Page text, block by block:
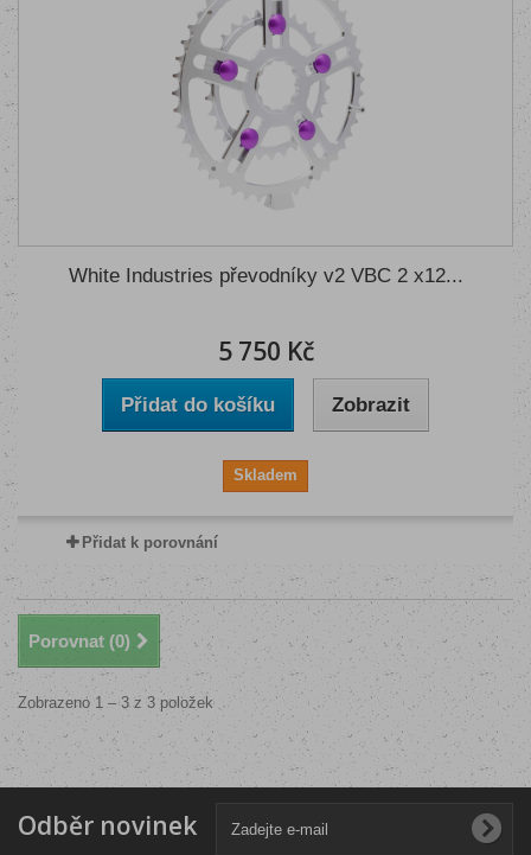
White Industries převodníky v2 VBC 2 x12...
5 750 Kč
Přidat do košíku Zobrazit
Skladem
Přidat k porovnání
Porovnat (0)
Zobrazeno 1 – 3 z 3 položek
Odběr novinek